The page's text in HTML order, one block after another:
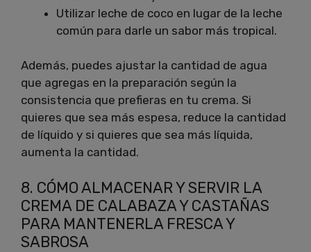
Utilizar leche de coco en lugar de la leche
común para darle un sabor más tropical.
Además, puedes ajustar la cantidad de agua
que agregas en la preparación según la
consistencia que prefieras en tu crema. Si
quieres que sea más espesa, reduce la cantidad
de líquido y si quieres que sea más líquida,
aumenta la cantidad.
8. CÓMO ALMACENAR Y SERVIR LA
CREMA DE CALABAZA Y CASTAÑAS
PARA MANTENERLA FRESCA Y
SABROSA